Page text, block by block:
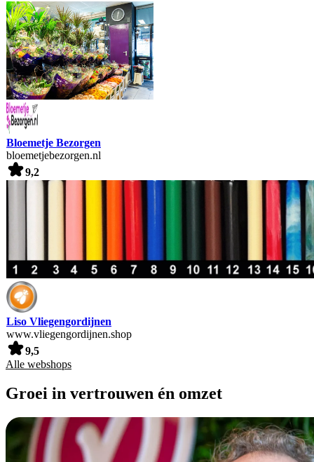
Bloemetje Bezorgen
bloemetjebezorgen.nl
9,2
Liso Vliegengordijnen
www.vliegengordijnen.shop
9,5
Alle webshops
Groei in vertrouwen én omzet